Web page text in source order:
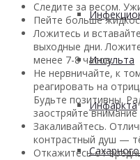
Инсульта
Инфаркта
Следите за весом.
Пейте больше
Ложитесь и
выходные дни.
менее 7-8 часов.
Не нервничайте, к
реагировать на
Будьте позитивны.
заостряйте внимание
Закаливайтесь.
контрастный душ —
Откажитесь от